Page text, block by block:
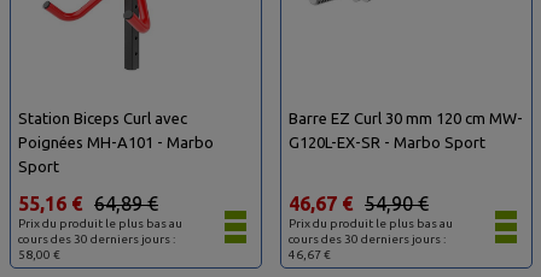
Station Biceps Curl avec
Poignées MH-A101 - Marbo
Sport
Prix du produit le plus bas au
cours des 30 derniers jours :
58,00 €
64,89 €
55,16 €
Barre EZ Curl 30 mm 120 cm MW-
G120L-EX-SR - Marbo Sport
Prix du produit le plus bas au
cours des 30 derniers jours :
46,67 €
54,90 €
46,67 €